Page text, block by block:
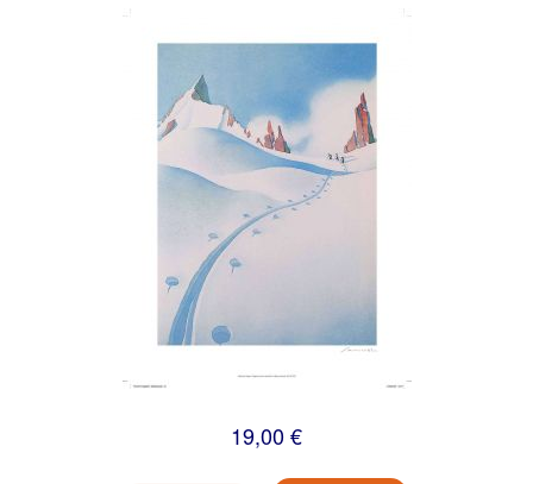
19,00 €